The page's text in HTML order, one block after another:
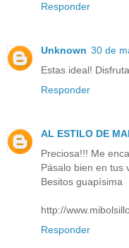
Responder
Unknown 30 de
Estas ideal!
Responder
AL ESTILO DE
Preciosa!!! Me
Pásalo bien en tus
Besitos guapísima
http://
Responder